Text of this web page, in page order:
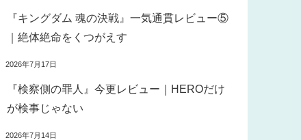
『キングダム 魂の決戦』一気通貫レビュー⑤
｜絶体絶命をくつがえす
2026年7月17日
『検察側の罪人』今更レビュー｜HEROだけ
が検事じゃない
2026年7月14日